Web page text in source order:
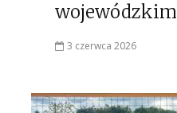
wojewódzkim
3 czerwca 2026